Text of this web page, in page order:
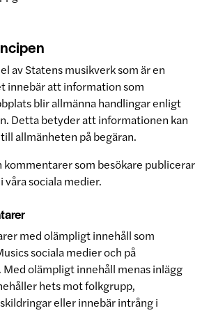
av Statens musikverk som är en
innebär att information som
blir allmänna handlingar enligt
Detta betyder att informationen kan
allmänheten på begäran.
kommentarer som besökare publicerar
våra sociala medier.
med olämpligt innehåll som
sociala medier och på
olämpligt innehåll menas inlägg
hets mot folkgrupp,
eller innebär intrång i